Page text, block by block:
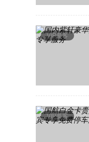
VIP要客
VIP要客